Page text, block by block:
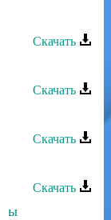
Скачать
Скачать
Скачать
Скачать